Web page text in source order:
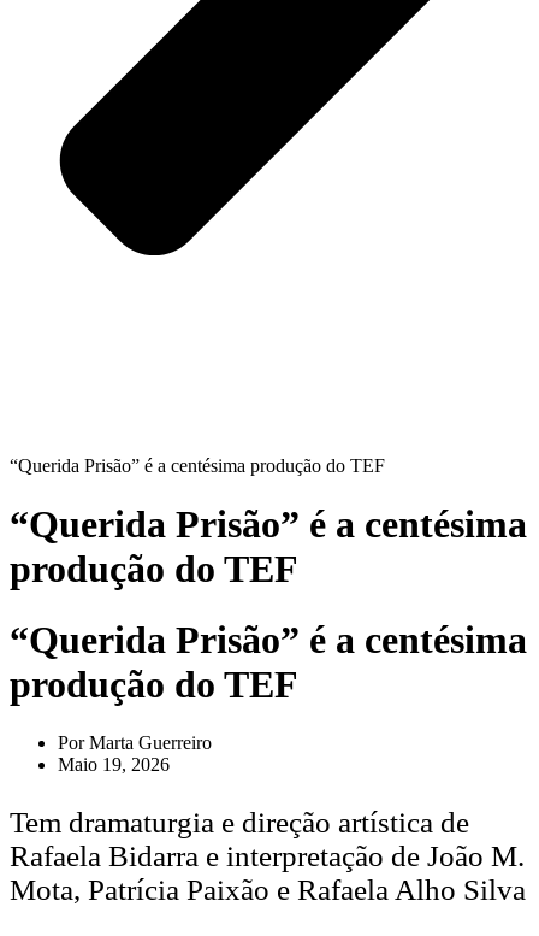
“Querida Prisão” é a centésima produção do TEF
“Querida Prisão” é a centésima
produção do TEF
“Querida Prisão” é a centésima
produção do TEF
PorMarta Guerreiro
Maio 19, 2026
Tem dramaturgia e direção artística de
Rafaela Bidarra e interpretação de João M.
Mota, Patrícia Paixão e Rafaela Alho Silva